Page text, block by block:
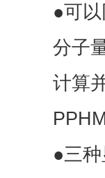
●可
分子
计算
●三